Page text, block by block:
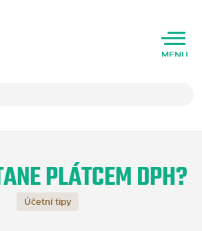
MENU
Varianty software
Školení
PLÁTCEM DPH?
Účetní tipy